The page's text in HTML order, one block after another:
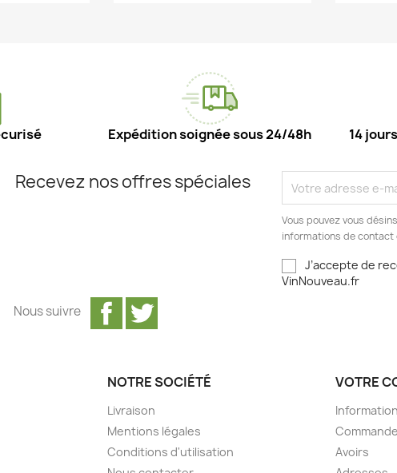
Expédition soignée sous 24/48h 14
Recevez nos offres spéciales
Vous pouvez vous
informations de
J’accepte de
VinNouveau.fr
Facebook
Nous suivre
NOTRE SOCIÉTÉ
Livraison
Mentions légales
Conditions d'utilisation
VOTRE
Avoirs